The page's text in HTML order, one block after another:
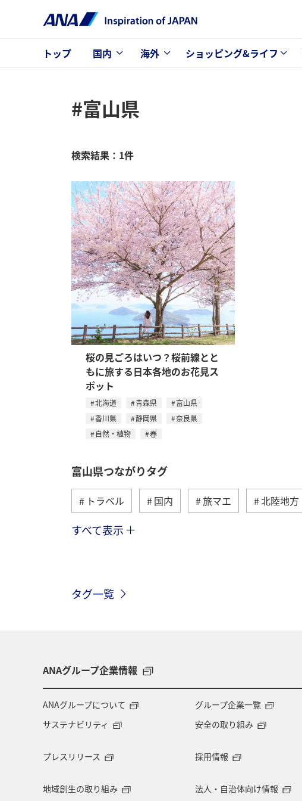
トップ 国内 海外 ショッピング&ライフ
#富山県
検索結果：1件
桜の見ごろはいつ？桜前線とと
もに旅する日本各地のお花見ス
ポット
北海道 青森県
富山県
香川県
静岡県
奈良県
自然・植物
春
富山県つながりタグ
トラベル 国内 旅マエ 北陸地方
自然・植物
すべて表示
タグ一覧
ANAグループ企業情報
ANAグループについて グループ企業一覧
サステナビリティ
安全の取り組み
プレスリリース
採用情報
地域創生の取り組み 法人・自治体向け情報